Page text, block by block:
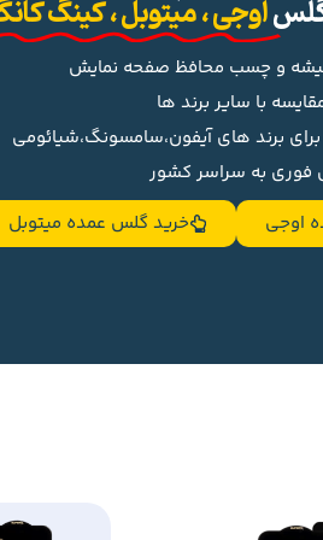
اوجی ، میتوبل ، کینگ
و چسب محافظ صفحه نمایش
با سایر برند ها
برند های آیفون،سامسونگ،شیائومی
فوری به سراسر کشور
اوجی
خرید گلس عمده میتوبل